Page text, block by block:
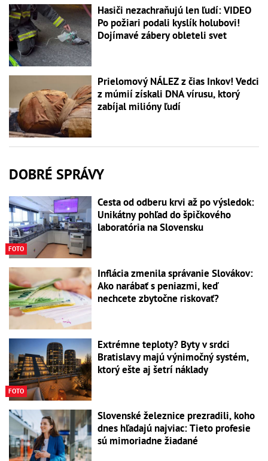
Hasiči nezachraňujú len ľudí: VIDEO
Po požiari podali kyslík holubovi!
Dojímavé zábery obleteli svet
Prielomový NÁLEZ z čias Inkov! Vedci
z múmií získali DNA vírusu, ktorý
zabíjal milióny ľudí
DOBRÉ SPRÁVY
FOTO
Cesta od odberu krvi až po výsledok:
Unikátny pohľad do špičkového
laboratória na Slovensku
Inflácia zmenila správanie Slovákov:
Ako narábať s peniazmi, keď
nechcete zbytočne riskovať?
FOTO
Extrémne teploty? Byty v srdci
Bratislavy majú výnimočný systém,
ktorý ešte aj šetrí náklady
Slovenské železnice prezradili, koho
dnes hľadajú najviac: Tieto profesie
sú mimoriadne žiadané